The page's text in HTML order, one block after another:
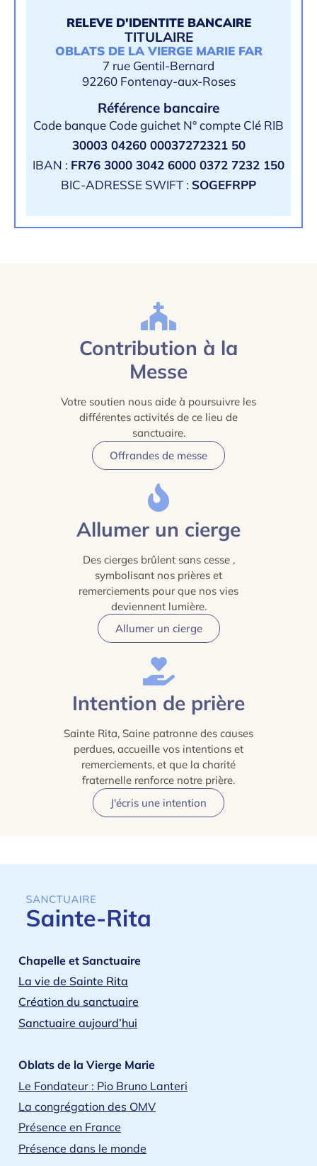
RELEVE D'IDENTITE BANCAIRE
TITULAIRE
OBLATS DE LA VIERGE MARIE FAR
7 rue Gentil-Bernard
92260 Fontenay-aux-Roses
Référence bancaire
Code banque Code guichet N° compte Clé RIB
30003 04260 00037272321 50
IBAN : FR76 3000 3042 6000 0372 7232 150
BIC-ADRESSE SWIFT : SOGEFRPP
Contribution à la
Messe
Votre soutien nous aide à poursuivre les
différentes activités de ce lieu de
sanctuaire.
Offrandes de messe
Allumer un cierge
Des cierges brûlent sans cesse ,
symbolisant nos prières et
remerciements pour que nos vies
deviennent lumière.
Allumer un cierge
Intention de prière
Sainte Rita, Saine patronne des causes
perdues, accueille vos intentions et
remerciements, et que la charité
fraternelle renforce notre prière.
J'écris une intention
Chapelle et Sanctuaire
La vie de Sainte Rita
Création du sanctuaire
Sanctuaire aujourd’hui
Oblats de la Vierge Marie
Le Fondateur : Pio Bruno Lanteri
La congrégation des OMV
Présence en France
Présence dans le monde